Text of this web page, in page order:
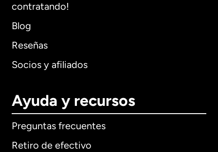
contratando!
Blog
Reseñas
Socios y afiliados
Ayuda y recursos
Preguntas frecuentes
Retiro de efectivo